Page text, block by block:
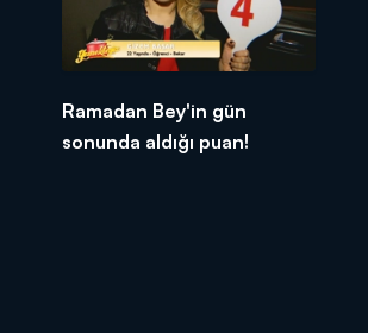
Ramadan Bey'in gün
sonunda aldığı puan!